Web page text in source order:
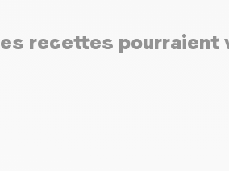
recettes pourraient